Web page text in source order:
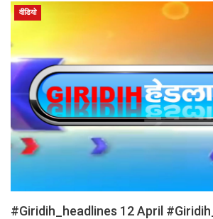
वीडियो
#Giridih_headlines 12 April